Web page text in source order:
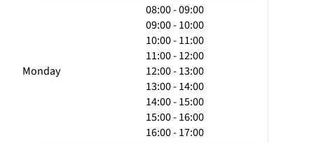
Monday
08:00 - 09:00
09:00 - 10:00
10:00 - 11:00
11:00 - 12:00
12:00 - 13:00
13:00 - 14:00
14:00 - 15:00
15:00 - 16:00
16:00 - 17:00